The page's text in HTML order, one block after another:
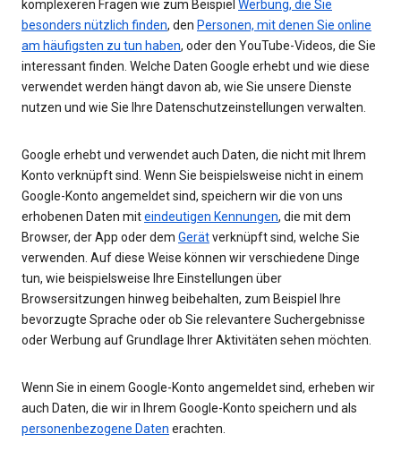
komplexeren Fragen wie zum Beispiel Werbung, die Sie
besonders nützlich finden, den Personen, mit denen Sie online
am häufigsten zu tun haben, oder den YouTube-Videos, die Sie
interessant finden. Welche Daten Google erhebt und wie diese
verwendet werden hängt davon ab, wie Sie unsere Dienste
nutzen und wie Sie Ihre Datenschutzeinstellungen verwalten.
Google erhebt und verwendet auch Daten, die nicht mit Ihrem
Konto verknüpft sind. Wenn Sie beispielsweise nicht in einem
Google-Konto angemeldet sind, speichern wir die von uns
erhobenen Daten miteindeutigen Kennungen, die mit dem
Browser, der App oder dem Gerätverknüpft sind, welche Sie
verwenden. Auf diese Weise können wir verschiedene Dinge
tun, wie beispielsweise Ihre Einstellungen über
Browsersitzungen hinweg beibehalten, zum Beispiel Ihre
bevorzugte Sprache oder ob Sie relevantere Suchergebnisse
oder Werbung auf Grundlage Ihrer Aktivitäten sehen möchten.
Wenn Sie in einem Google-Konto angemeldet sind, erheben wir
auch Daten, die wir in Ihrem Google-Konto speichern und als
personenbezogene Daten erachten.